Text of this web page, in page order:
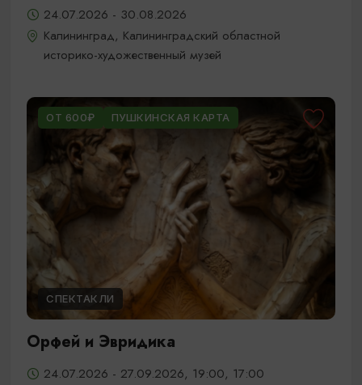
24.07.2026 - 30.08.2026
Калининград, Калининградский областной
историко-художественный музей
ОТ 600₽ ПУШКИНСКАЯ КАРТА
СПЕКТАКЛИ
Орфей и Эвридика
24.07.2026 - 27.09.2026, 19:00, 17:00